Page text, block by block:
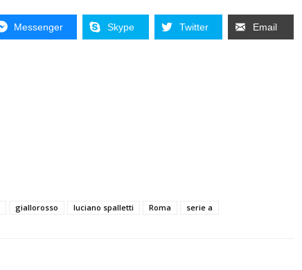
Messenger Skype Twitter Email
giallorosso luciano spalletti Roma serie a